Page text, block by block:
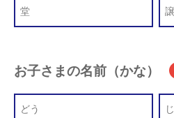
お子さまの名前（かな）